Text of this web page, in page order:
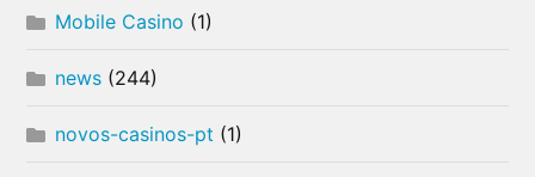
Mobile Casino (1)
news (244)
novos-casinos-pt (1)